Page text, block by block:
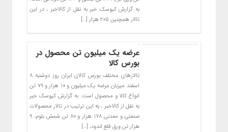
به گزارش کیوسک خبر به نقل از کالاخبر ، در این
تالار همچنین ۲۰۵ هزار […]
عرضه یک میلیون تن محصول در
بورس کالا
تالارهای مختلف بورس کالای ایران روز دوشنبه ۸
اسفند میزبان عرضه یک میلیون و ۱۰ هزار و ۷۹ تن
انواع کالا و محصول است. به گزارش کیوسک خبر
به نقل از کالاخبر ، به این ترتیب در تالار محصولات
صنعتی و معدنی ۱۷۸ هزار و ۸۰ تن شمش بلوم، ۹
هزار تن ورق قلع اندود، […]